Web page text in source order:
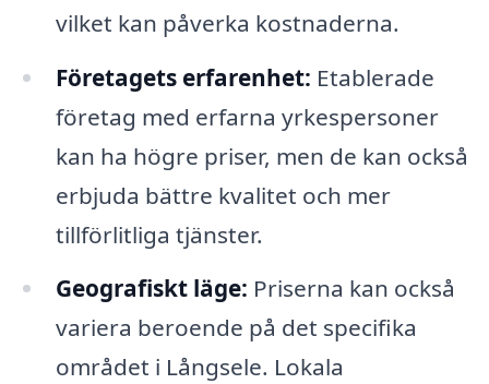
vilket kan påverka kostnaderna.
Företagets erfarenhet: Etablerade
företag med erfarna yrkespersoner
kan ha högre priser, men de kan också
erbjuda bättre kvalitet och mer
tillförlitliga tjänster.
Geografiskt läge: Priserna kan också
variera beroende på det specifika
området i Långsele. Lokala